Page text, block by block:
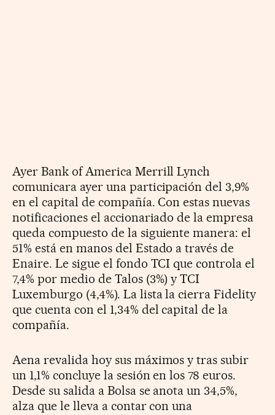
Ayer Bank of America Merrill Lynch
comunicara ayer una participación del 3,9%
en el capital de compañía. Con estas nuevas
notificaciones el accionariado de la empresa
queda compuesto de la siguiente manera: el
51% está en manos del Estado a través de
Enaire. Le sigue el fondo TCI que controla el
7,4% por medio de Talos (3%) y TCI
Luxemburgo (4,4%). La lista la cierra Fidelity
que cuenta con el 1,34% del capital de la
compañía.
Aena revalida hoy sus máximos y tras subir
un 1,1% concluye la sesión en los 78 euros.
Desde su salida a Bolsa se anota un 34,5%,
alza que le lleva a contar con una